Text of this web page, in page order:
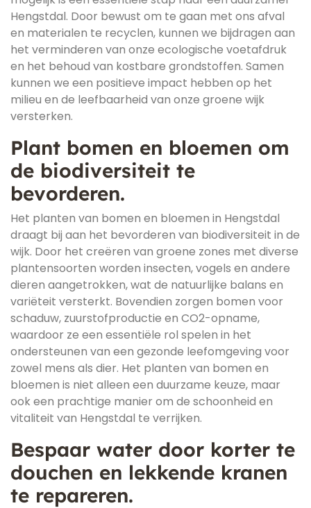
Hengstdal. Door bewust om te gaan met ons afval
en materialen te recyclen, kunnen we bijdragen aan
het verminderen van onze ecologische voetafdruk
en het behoud van kostbare grondstoffen. Samen
kunnen we een positieve impact hebben op het
milieu en de leefbaarheid van onze groene wijk
versterken.
Plant bomen en bloemen om
de biodiversiteit te
bevorderen.
Het planten van bomen en bloemen in Hengstdal
draagt bij aan het bevorderen van biodiversiteit in de
wijk. Door het creëren van groene zones met diverse
plantensoorten worden insecten, vogels en andere
dieren aangetrokken, wat de natuurlijke balans en
variëteit versterkt. Bovendien zorgen bomen voor
schaduw, zuurstofproductie en CO2-opname,
waardoor ze een essentiële rol spelen in het
ondersteunen van een gezonde leefomgeving voor
zowel mens als dier. Het planten van bomen en
bloemen is niet alleen een duurzame keuze, maar
ook een prachtige manier om de schoonheid en
vitaliteit van Hengstdal te verrijken.
Bespaar water door korter te
douchen en lekkende kranen
te repareren.